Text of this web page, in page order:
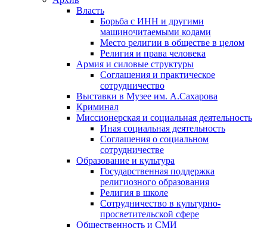
Власть
Борьба с ИНН и другими
машиночитаемыми кодами
Место религии в обществе в целом
Религия и права человека
Армия и силовые структуры
Соглашения и практическое
сотрудничество
Выставки в Музее им. А.Сахарова
Криминал
Миссионерская и социальная деятельность
Иная социальная деятельность
Соглашения о социальном
сотрудничестве
Образование и культура
Государственная поддержка
религиозного образования
Религия в школе
Сотрудничество в культурно-
просветительской сфере
Общественность и СМИ